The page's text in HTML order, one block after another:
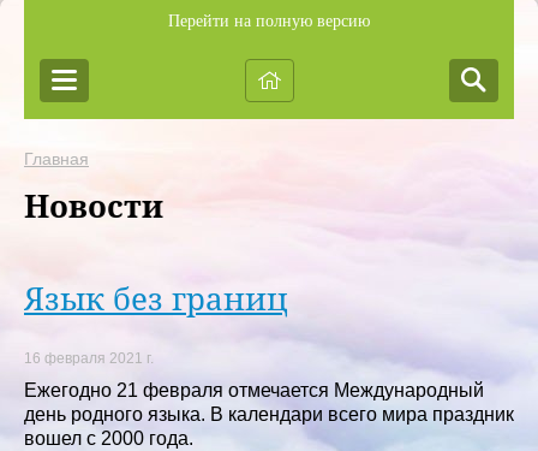
Перейти на полную версию
Главная
Новости
Язык без границ
16 февраля 2021 г.
Ежегодно 21 февраля отмечается Международный
день родного языка. В календари всего мира праздник
вошел с 2000 года.